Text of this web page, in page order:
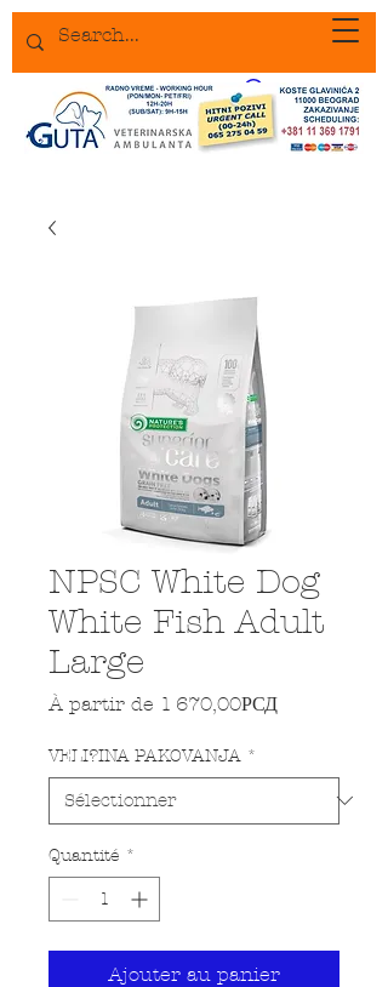
NPSC White Dog
White Fish Adult
Large
À partir de 1 670,00РСДPrix
VELI?INA PAKOVANJA *
Quantité *
Ajouter au panier